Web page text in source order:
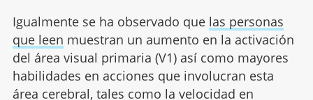
Igualmente se ha observado que las personas
que leen muestran un aumento en la activación
del área visual primaria (V1) así como mayores
habilidades en acciones que involucran esta
área cerebral, tales como la velocidad en